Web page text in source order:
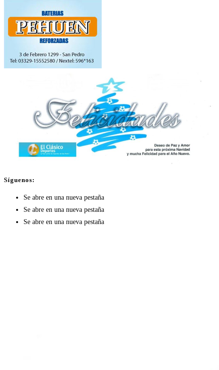
Síguenos:
Se abre en una nueva pestaña
Se abre en una nueva pestaña
Se abre en una nueva pestaña